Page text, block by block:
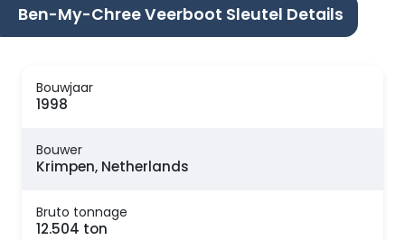
Ben-My-Chree Veerboot Sleutel Details
Bouwjaar
1998
Bouwer
Krimpen, Netherlands
Bruto tonnage
12.504 ton